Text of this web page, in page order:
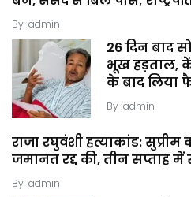
By admin
26 दिन बाद
भूख हड़ताल,
के बाद लिया
By admin
राजा रघुवंशी हत्याकांड:
जमानत रद्द की, तीन सप्ताह
By admin